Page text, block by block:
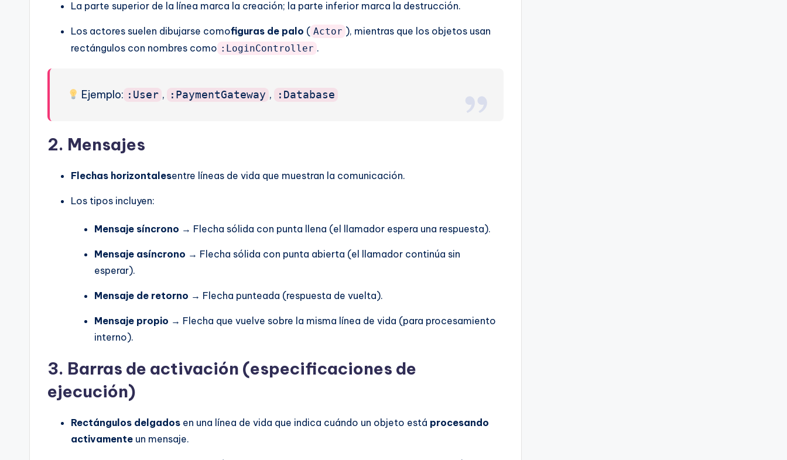
La parte superior de la línea marca la creación; la parte inferior marca la destrucción.
Los actores suelen dibujarse comofiguras de palo ( Actor ), mientras que los objetos usan
rectángulos con nombres como :LoginController .
Ejemplo: :User , :PaymentGateway , :Database
2. Mensajes
Flechas horizontalesentre líneas de vida que muestran la comunicación.
Los tipos incluyen:
Mensaje síncrono → Flecha sólida con punta llena (el llamador espera una respuesta).
Mensaje asíncrono → Flecha sólida con punta abierta (el llamador continúa sin
esperar).
Mensaje de retorno → Flecha punteada (respuesta de vuelta).
Mensaje propio → Flecha que vuelve sobre la misma línea de vida (para procesamiento
interno).
3. Barras de activación (especificaciones de
ejecución)
Rectángulos delgados en una línea de vida que indica cuándo un objeto está procesando
activamente un mensaje.